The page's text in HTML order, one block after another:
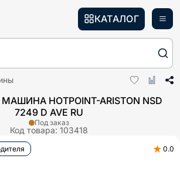
КАТАЛОГ
HOTPOINT-ARISTON NSD
7249 D AVE RU
Код товара: 103418
Под заказ
★ 0.0